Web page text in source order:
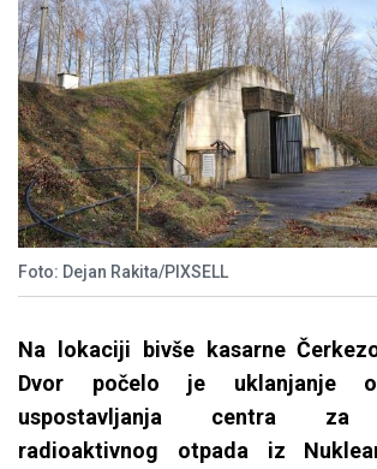
Foto: Dejan Rakita/PIXSELL
Na lokaciji bivše kasarne
Dvor počelo je uklanjanje
uspostavljanja centra za
radioaktivnog otpada iz